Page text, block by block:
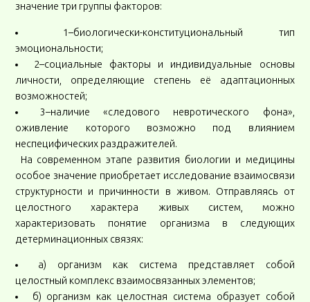
значение три группы факторов:
1–биологически-конституциональный тип
эмоциональности;
2–социальные факторы и индивидуальные основы
личности, определяющие степень её адаптационных
возможностей;
3–наличие «следового невротического фона»,
оживление которого возможно под влиянием
неспецифических раздражителей.
На современном этапе развития биологии и медицины
особое значение приобретает исследование взаимосвязи
структурности и причинности в живом. Отправляясь от
целостного характера живых систем, можно
характеризовать понятие организма в следующих
детерминационных связях:
а) организм как система представляет собой
целостный комплекс взаимосвязанных элементов;
б) организм как целостная система образует собой